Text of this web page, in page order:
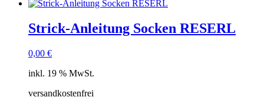
Strick-Anleitung Socken RESERL
0,00 €
inkl. 19 % MwSt.
versandkostenfrei